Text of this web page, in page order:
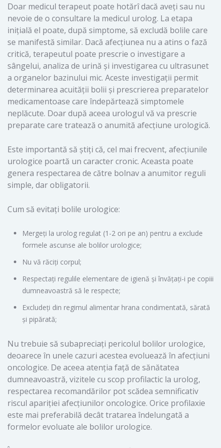
Doar medicul terapeut poate hotărî dacă aveți sau nu
nevoie de o consultare la medicul urolog. La etapa
inițială el poate, după simptome, să excludă bolile care
se manifestă similar. Dacă afecțiunea nu a atins o fază
critică, terapeutul poate prescrie o investigare a
sângelui, analiza de urină și investigarea cu ultrasunet
a organelor bazinului mic. Aceste investigații permit
determinarea acuității bolii și prescrierea preparatelor
medicamentoase care îndepărtează simptomele
neplăcute. Doar după aceea urologul vă va prescrie
preparate care tratează o anumită afecțiune urologică.
Este importantă să știți că, cel mai frecvent, afecțiunile
urologice poartă un caracter cronic. Aceasta poate
genera respectarea de către bolnav a anumitor reguli
simple, dar obligatorii.
Cum să evitați bolile urologice:
Mergeți la urolog regulat (1-2 ori pe an) pentru a exclude
formele ascunse ale bolilor urologice;
Nu vă răciți corpul;
Respectați regulile elementare de igienă și învățați-i pe copiii
dumneavoastră să le respecte;
Excludeți din regimul alimentar hrana condimentată, sărată
și pipărată;
Nu trebuie să subapreciați pericolul bolilor urologice,
deoarece în unele cazuri acestea evoluează în afecțiuni
oncologice. De aceea atenția față de sănătatea
dumneavoastră, vizitele cu scop profilactic la urolog,
respectarea recomandărilor pot scădea semnificativ
riscul apariției afecțiunilor oncologice. Orice profilaxie
este mai preferabilă decât tratarea îndelungată a
formelor evoluate ale bolilor urologice.